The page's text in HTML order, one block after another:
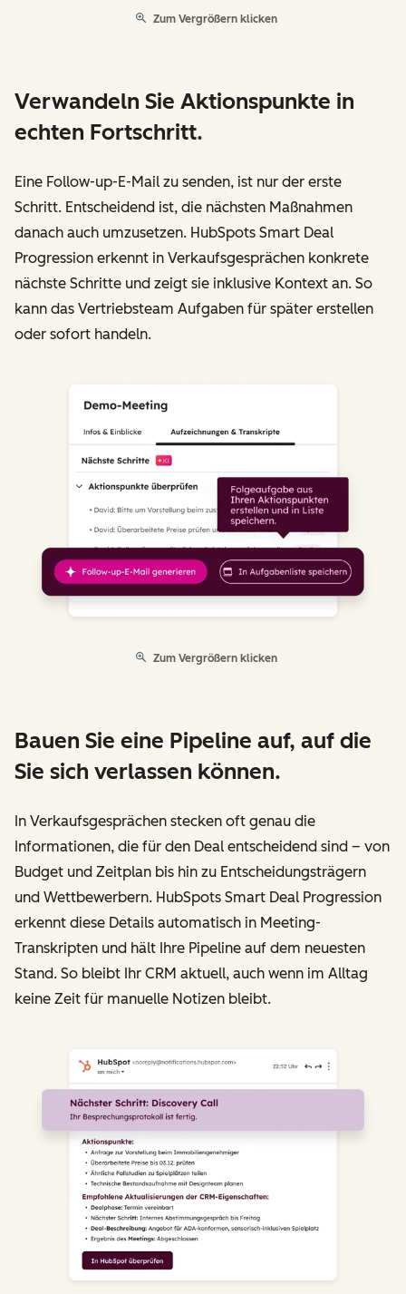
Zum Vergrößern klicken
Verwandeln Sie Aktionspunkte in
echten Fortschritt.
Eine Follow-up-E-Mail zu senden, ist nur der erste
Schritt. Entscheidend ist, die nächsten Maßnahmen
danach auch umzusetzen. HubSpots Smart Deal
Progression erkennt in Verkaufsgesprächen konkrete
nächste Schritte und zeigt sie inklusive Kontext an. So
kann das Vertriebsteam Aufgaben für später erstellen
oder sofort handeln.
Zum Vergrößern klicken
Bauen Sie eine Pipeline auf, auf die
Sie sich verlassen können.
In Verkaufsgesprächen stecken oft genau die
Informationen, die für den Deal entscheidend sind – von
Budget und Zeitplan bis hin zu Entscheidungsträgern
und Wettbewerbern. HubSpots Smart Deal Progression
erkennt diese Details automatisch in Meeting-
Transkripten und hält Ihre Pipeline auf dem neuesten
Stand. So bleibt Ihr CRM aktuell, auch wenn im Alltag
keine Zeit für manuelle Notizen bleibt.